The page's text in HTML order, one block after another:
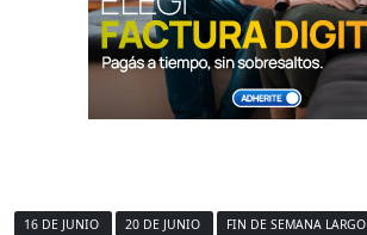
16 DE JUNIO 20 DE JUNIO FIN DE SEMANA LARGO